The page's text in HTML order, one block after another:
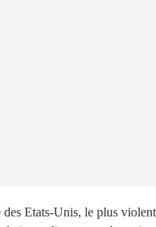
Etats-Unis, le plus